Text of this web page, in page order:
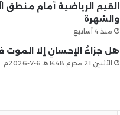
القيم الرياضية أمام منطق
والشهرة
منذ 4 أسابيع
هل جزاءُ الإحسانِ إلا الموت
الأثنين 21 محرم 1448هـ 6-7-2026م